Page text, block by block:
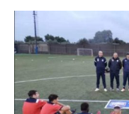
festa
per
la
per